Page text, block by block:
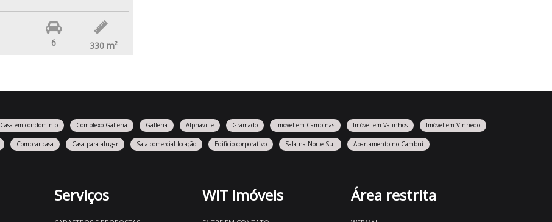
6 330 m²
Casa em condomínio Complexo Galleria Galleria Alphaville Gramado Imóvel em Campinas Imóvel em Valinhos Imóvel em Vinhedo
Comprar casa Casa para alugar Sala comercial locação Edifício corporativo Sala na Norte Sul Apartamento no Cambuí
Serviços WIT Imóveis Área restrita